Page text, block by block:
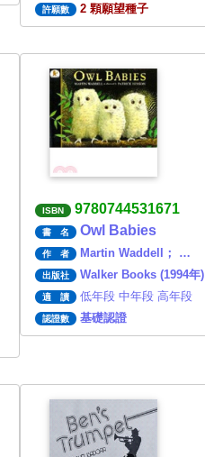
許願數 2 顆願望種子
ISBN 9780744531671
書 名 Owl Babies
作 者 Martin Waddell； …
出版社 Walker Books (1994年)
適 讀 低年段 中年段 高年段
認證數 基礎認證